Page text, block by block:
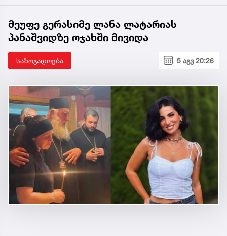
მეუფე გერასიმე ლანა ლატარიას
პანაშვიდზე ოჯახში მივიდა
საზოგადოება 5 აგვ 20:26